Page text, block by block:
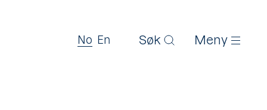
No En Søk Meny